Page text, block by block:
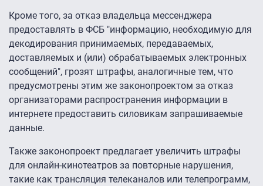
Кроме того, за отказ владельца мессенджера
предоставлять в ФСБ "информацию, необходимую для
декодирования принимаемых, передаваемых,
доставляемых и (или) обрабатываемых электронных
сообщений", грозят штрафы, аналогичные тем, что
предусмотрены этим же законопроектом за отказ
организаторами распространения информации в
интернете предоставить силовикам запрашиваемые
данные.
Также законопроект предлагает увеличить штрафы
для онлайн-кинотеатров за повторные нарушения,
такие как трансляция телеканалов или телепрограмм,